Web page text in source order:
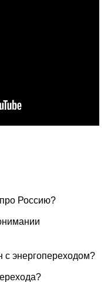
Россию?
с энергопереходом?